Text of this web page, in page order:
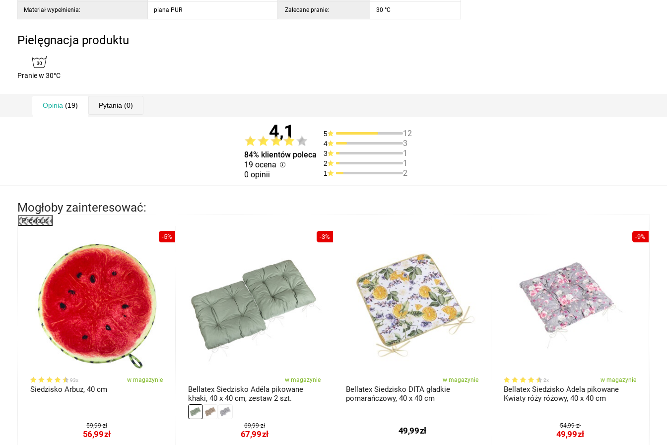
Materiał wypełnienia: piana PUR Zalecane pranie: 30 °C
Pielęgnacja produktu
Pranie w 30°C
Opinia (19) Pytania (0)
4,1
84% klientów poleca
19 ocena
0 opinii
5 12
4 3
3 1
2 1
1 2
Mogłoby zainteresować:
Previous
-5%
93x w magazynie
Siedzisko Arbuz, 40 cm
59,99 zł
56,99zł
-3%
w magazynie
Bellatex Siedzisko Adéla pikowane
khaki, 40 x 40 cm, zestaw 2 szt.
69,99 zł
67,99zł
w magazynie
Bellatex Siedzisko DITA gładkie
pomarańczowy, 40 x 40 cm
49,99zł
-9%
2x w magazynie
Bellatex Siedzisko Adela pikowane
Kwiaty róży różowy, 40 x 40 cm
54,99 zł
49,99zł